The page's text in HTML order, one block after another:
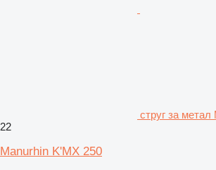
струг за
22
Manurhin K'MX 250